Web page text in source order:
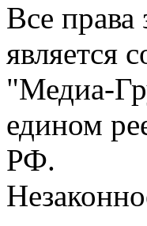
Все
является
"Медиа-
едином
РФ.